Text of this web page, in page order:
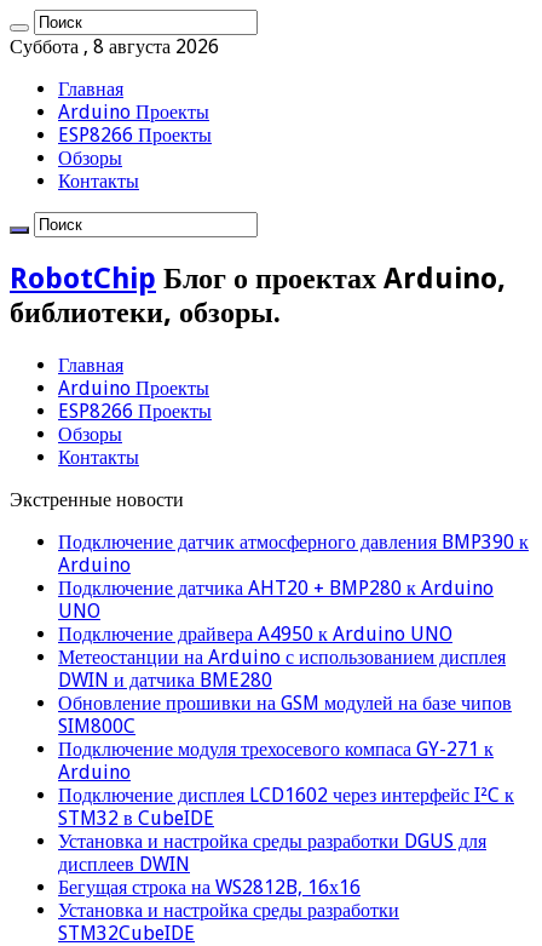
Суббота , 8 августа 2026
Главная
Arduino Проекты
ESP8266 Проекты
Обзоры
Контакты
RobotChip Блог о проектах Arduino,
библиотеки, обзоры.
Главная
Arduino Проекты
ESP8266 Проекты
Обзоры
Контакты
Экстренные новости
Подключение датчик атмосферного давления BMP390 к
Arduino
Подключение датчика AHT20 + BMP280 к Arduino
UNO
Подключение драйвера A4950 к Arduino UNO
Метеостанции на Arduino с использованием дисплея
DWIN и датчика BME280
Обновление прошивки на GSM модулей на базе чипов
SIM800C
Подключение модуля трехосевого компаса GY-271 к
Arduino
Подключение дисплея LCD1602 через интерфейс I²C к
STM32 в CubeIDE
Установка и настройка среды разработки DGUS для
дисплеев DWIN
Бегущая строка на WS2812B, 16х16
Установка и настройка среды разработки
STM32CubeIDE